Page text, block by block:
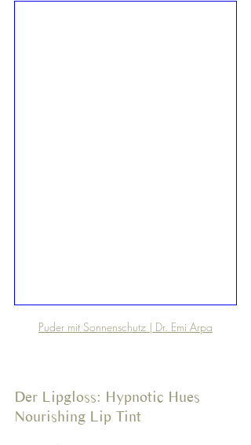
Puder mit Sonnenschutz | Dr. Emi Arpa
Der Lipgloss: Hypnotic Hues
Nourishing Lip Tint